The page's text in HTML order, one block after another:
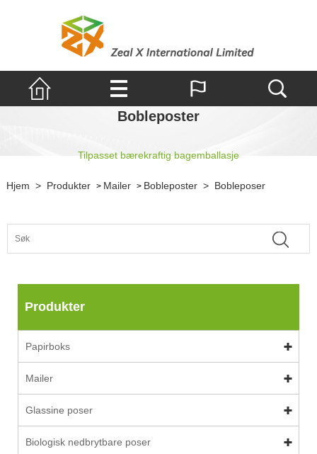
Bobleposter
Tilpasset bærekraftig bagemballasje
Hjem > Produkter > Mailer > Bobleposter > Bobleposer
Produkter
Papirboks
Mailer
Glassine poser
Biologisk nedbrytbare poser